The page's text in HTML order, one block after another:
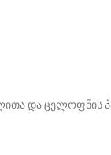
და ცელოფნის